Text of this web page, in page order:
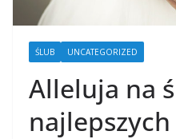
ŚLUB UNCATEGORIZED
Alleluja na